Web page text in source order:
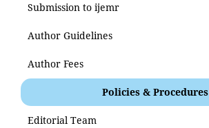
Submission to ijemr
Author Guidelines
Author Fees
Policies & Procedures
Editorial Team